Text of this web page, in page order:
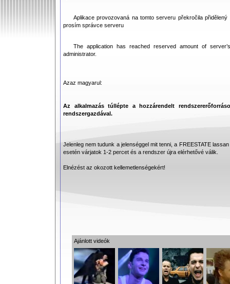
Aplikace provozovaná na tomto serveru překročila
prosím správce serveru
The application has reached reserved amount of
administrator.
Azaz magyarul:
Az alkalmazás túllépte a hozzárendelt
rendszergazdával.
Jelenleg nem tudunk a jelenséggel mit tenni, a FREESTATE
esetén várjatok 1-2 percet és a rendszer újra elérhetővé válik.
Elnézést az okozott kellemetlenségekért!
Ajánlott videók